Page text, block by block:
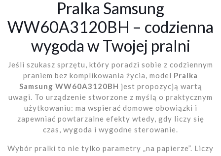
Pralka Samsung
WW60A3120BH – codzienna
wygoda w Twojej pralni
Jeśli szukasz sprzętu, który poradzi sobie z codziennym
praniem bez komplikowania życia, model Pralka
Samsung WW60A3120BH jest propozycją wartą
uwagi. To urządzenie stworzone z myślą o praktycznym
użytkowaniu: ma wspierać domowe obowiązki i
zapewniać powtarzalne efekty wtedy, gdy liczy się
czas, wygoda i wygodne sterowanie.
Wybór pralki to nie tylko parametry „na papierze”. Liczy